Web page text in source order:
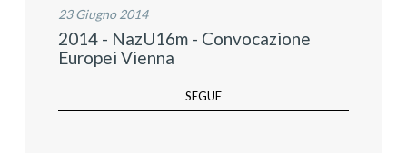
23 Giugno 2014
2014 - NazU16m - Convocazione
Europei Vienna
SEGUE